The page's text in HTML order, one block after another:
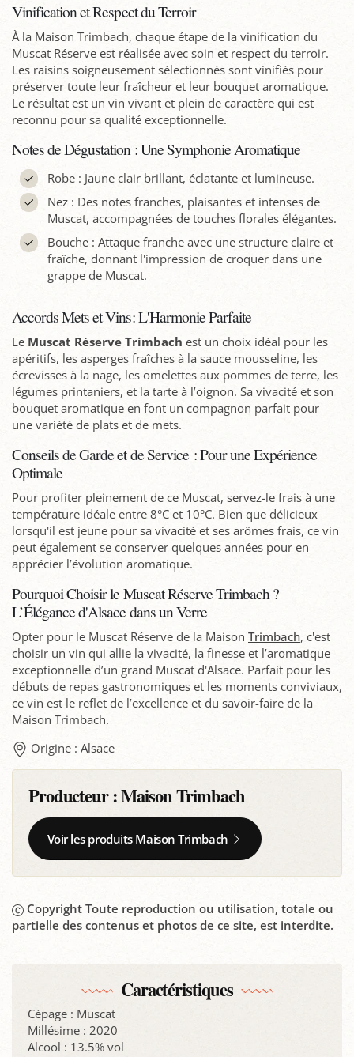
Vinification et Respect du Terroir
À la Maison Trimbach, chaque étape de la vinification du
Muscat Réserve est réalisée avec soin et respect du terroir.
Les raisins soigneusement sélectionnés sont vinifiés pour
préserver toute leur fraîcheur et leur bouquet aromatique.
Le résultat est un vin vivant et plein de caractère qui est
reconnu pour sa qualité exceptionnelle.
Notes de Dégustation : Une Symphonie Aromatique
Robe : Jaune clair brillant, éclatante et lumineuse.
Nez : Des notes franches, plaisantes et intenses de
Muscat, accompagnées de touches florales élégantes.
Bouche : Attaque franche avec une structure claire et
fraîche, donnant l'impression de croquer dans une
grappe de Muscat.
Accords Mets et Vins: L'Harmonie Parfaite
Le Muscat Réserve Trimbach est un choix idéal pour les
apéritifs, les asperges fraîches à la sauce mousseline, les
écrevisses à la nage, les omelettes aux pommes de terre, les
légumes printaniers, et la tarte à l’oignon. Sa vivacité et son
bouquet aromatique en font un compagnon parfait pour
une variété de plats et de mets.
Conseils de Garde et de Service : Pour une Expérience
Optimale
Pour profiter pleinement de ce Muscat, servez-le frais à une
température idéale entre 8°C et 10°C. Bien que délicieux
lorsqu'il est jeune pour sa vivacité et ses arômes frais, ce vin
peut également se conserver quelques années pour en
apprécier l’évolution aromatique.
Pourquoi Choisir le Muscat Réserve Trimbach ?
L’Élégance d'Alsace dans un Verre
Opter pour le Muscat Réserve de la Maison Trimbach, c'est
choisir un vin qui allie la vivacité, la finesse et l’aromatique
exceptionnelle d’un grand Muscat d'Alsace. Parfait pour les
débuts de repas gastronomiques et les moments conviviaux,
ce vin est le reflet de l’excellence et du savoir-faire de la
Maison Trimbach.
Origine : Alsace
Producteur :Maison Trimbach
Voir les produits Maison Trimbach
Copyright Toute reproduction ou utilisation, totale ou
partielle des contenus et photos de ce site, est interdite.
Caractéristiques
Cépage : Muscat
Millésime : 2020
Alcool : 13.5% vol